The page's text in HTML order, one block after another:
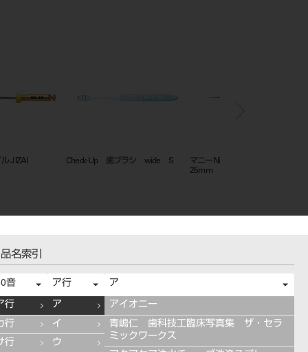
ル JIZAI Check-Up 歯ブラシ wide S
マニーNiTiファイルJIZAI
25mm
品名索引
音
行
行
行
ア行
ア
イ
ウ
ア
アイオニー
青嶋仁 歯科技工臨床写真集 ザ・セラ
ミックワークス